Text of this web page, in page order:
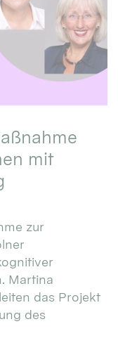
mit
zur
Martina
das Projekt
des